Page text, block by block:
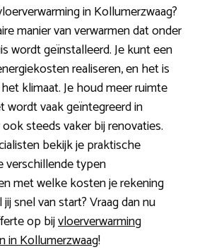
in Kollumerzwaag?
manier van verwarmen dat onder
wordt geïnstalleerd. Je kunt een
realiseren, en het is
klimaat. Je houd meer ruimte
wordt vaak geïntegreerd in
steeds vaker bij renovaties.
bekijk je praktische
verschillende typen
met welke kosten je rekening
snel van start? Vraag dan nu
op bijvloerverwarming
in Kollumerzwaag!